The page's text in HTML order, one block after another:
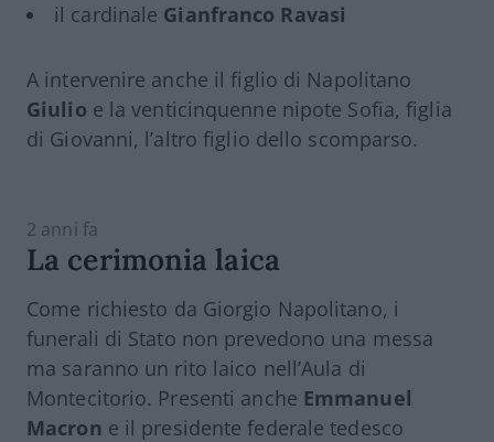
il cardinale Gianfranco Ravasi
A intervenire anche il figlio di Napolitano
Giulio e la venticinquenne nipote Sofia, figlia
di Giovanni, l’altro figlio dello scomparso.
2 anni fa
La cerimonia laica
Come richiesto da Giorgio Napolitano, i
funerali di Stato non prevedono una messa
ma saranno un rito laico nell’Aula di
Montecitorio. Presenti anche Emmanuel
Macron e il presidente federale tedesco